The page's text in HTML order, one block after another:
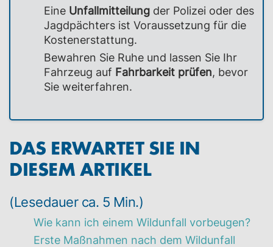
Eine Unfallmitteilung der Polizei oder des
Jagdpächters ist Voraussetzung für die
Kostenerstattung.
Bewahren Sie Ruhe und lassen Sie Ihr
Fahrzeug auf Fahrbarkeit prüfen, bevor
Sie weiterfahren.
DAS ERWARTET SIE IN
DIESEM ARTIKEL
(Lesedauer ca. 5 Min.)
Wie kann ich einem Wildunfall vorbeugen?
Erste Maßnahmen nach dem Wildunfall